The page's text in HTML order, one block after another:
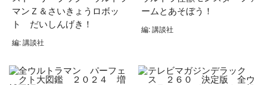
マンＺ＆さいきょうロボッ
ト だいしんげき！
編: 講談社
ームとあそぼう！
編: 講談社